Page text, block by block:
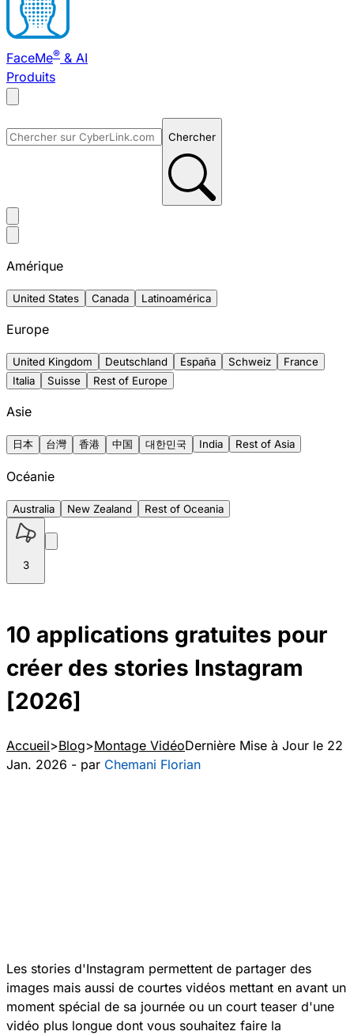
FaceMe® & AI
Produits
Chercher
Amérique
United States Canada Latinoamérica
Europe
United Kingdom Deutschland España Schweiz
France
Italia
Suisse Rest of Europe
Asie
日本 台灣 香港 中国 대한민국 India Rest of Asia
Océanie
Australia New Zealand Rest of Oceania
3
10 applications gratuites pour
créer des stories Instagram
[2026]
Accueil Blog Montage VidéoDernière Mise à Jour le 22
Jan. 2026 - par Chemani Florian
Les stories d'Instagram permettent de partager des
images mais aussi de courtes vidéos mettant en avant un
moment spécial de sa journée ou un court teaser d'une
vidéo plus longue dont vous souhaitez faire la